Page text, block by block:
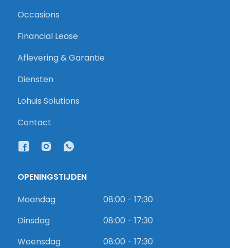
Occasions
Financial Lease
Aflevering & Garantie
Diensten
Lohuis Solutions
Contact
OPENINGSTIJDEN
Maandag
08:00 - 17:30
Dinsdag
08:00 - 17:30
Woensdag
08:00 - 17:30